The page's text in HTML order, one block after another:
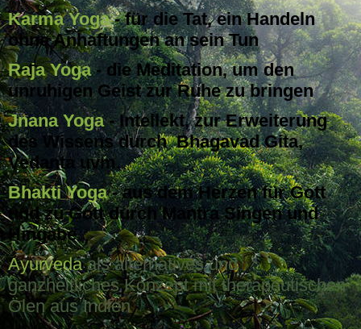
Karma Yoga- für die Tat, ein Handeln
ohne Anhaftungen an sein Tun
Raja Yoga- die Meditation, um den
unruhigen Geist zur Ruhe zu bringen
Jnana Yoga- Intellekt, zur Erweiterung
des Wissens durch Bhagavad Gita,
Vedanta uvm.
Bhakti Yoga- aus dem Herzen für Gott
und zu Gott durch Mantra Singen und
Hingabe
Ayurveda als alternatives und
ganzheitliches Konzept mit therapeutischen
Ölen aus Indien